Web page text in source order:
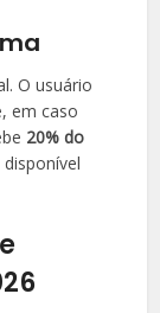
O usuário
em caso
20% do